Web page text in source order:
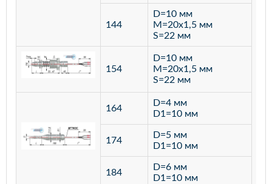
144
D=10 мм
M=20х1,5 мм
S=22 мм
154
D=10 мм
M=20х1,5 мм
S=22 мм
164
D=4 мм
D1=10 мм
174
D=5 мм
D1=10 мм
184
D=6 мм
D1=10 мм